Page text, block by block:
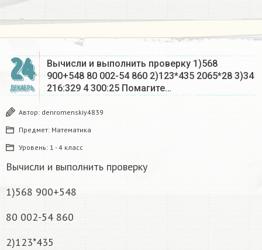
24
ДЕКАБРЬ
Вычисли и выполнить проверку 1)568
900+548 80 002-54 860 2)123*435 2065*28 3)34
216:329 4 300:25 Помагите…
Автор: denromenskiy4839
Предмет: Математика
Уровень: 1 - 4 класс
Вычисли и выполнить проверку
1)568 900+548
80 002-54 860
2)123*435